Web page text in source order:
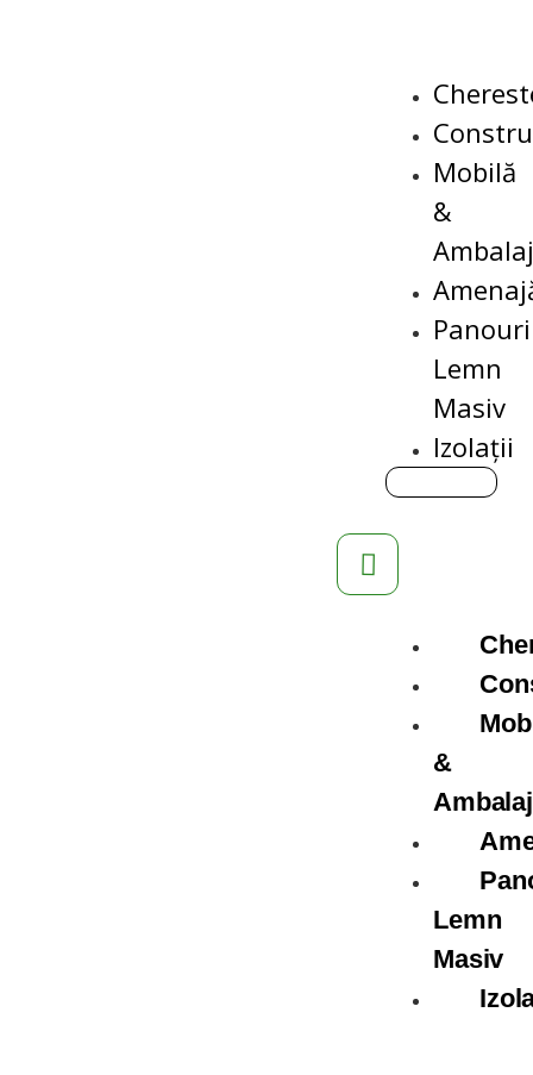
Mobilă
&
Panouri
Lemn
Masiv
Izolații
&
Lemn
Masiv